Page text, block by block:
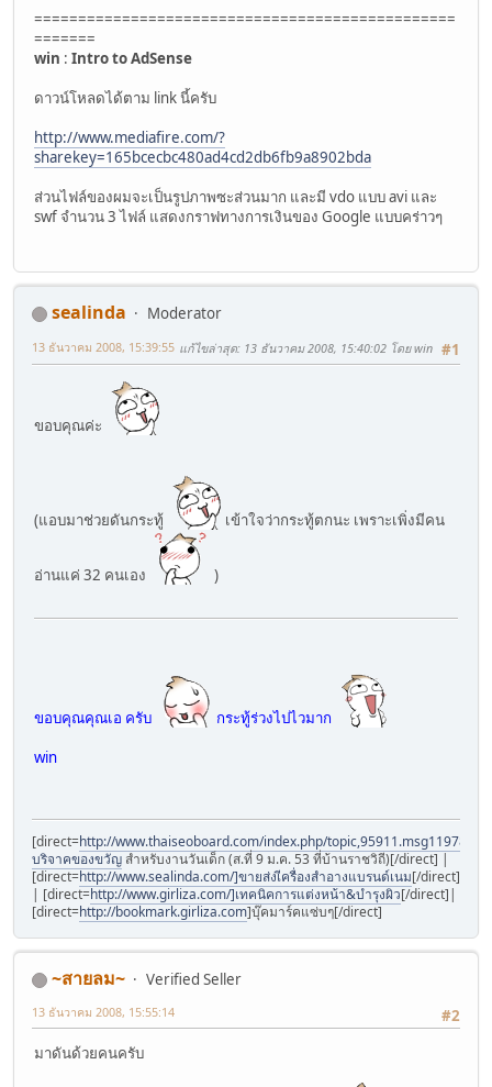
================================================
=======
win : Intro to AdSense
ดาวน์โหลดได้ตาม link นี้ครับ
http://www.mediafire.com/?
sharekey=165bcecbc480ad4cd2db6fb9a8902bda
ส่วนไฟล์ของผมจะเป็นรูปภาพซะส่วนมาก และมี vdo แบบ avi และ
swf จำนวน 3 ไฟล์ แสดงกราฟทางการเงินของ Google แบบคร่าวๆ
sealinda
Moderator
#1
13 ธันวาคม 2008, 15:39:55 แก้ไขล่าสุด: 13 ธันวาคม 2008, 15:40:02 โดย win
ขอบคุณค่ะ
(แอบมาช่วยดันกระทู้ เข้าใจว่ากระทู้ตกนะ เพราะเพิ่งมีคน
อ่านแค่ 32 คนเอง )
ขอบคุณคุณเอ ครับ
กระทู้ร่วงไปไวมาก
win
[direct=http://www.thaiseoboard.com/index.php/
บริจาคของขวัญ สำหรับงานวันเด็ก (ส.ที่ 9 ม.ค. 53 ที่บ้านราชวิถี)[/direct] |
[direct=http://www.sealinda.com/]ขายส่งเีครื่องสำอางแบรนด์เนม[/direct]
| [direct=http://www.girliza.com/]เทคนิคการแต่งหน้า&บำรุงผิว[/direct]|
[direct=http://bookmark.girliza.com]บุ๊คมาร์คแซ่บๆ[/direct]
~สายลม~
Verified Seller
#2
13 ธันวาคม 2008, 15:55:14
มาดันด้วยคนครับ